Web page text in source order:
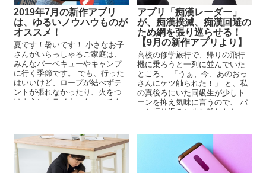
2019年7月の新作アプリ
は、ゆるいノウハウものが
オススメ！
夏です！暑いです！ 小さなお子
さんがいらっしゃるご家庭は、
みんなバーベキューやキャンプ
に行く季節です。 でも、行った
はいいけど、ロープが結べずテ
ントが張れなかったり、火をつ
けようにもライターもマッチも
アプリ「痴漢レーダー」
が、痴漢撲滅、痴漢回避の
ため網を張り巡らせる！
【9月の新作アプリより】
高校の修学旅行で、帰りの飛行
機に乗ろうと一列に並んでいた
ところ、 「うぁ、今、あのおっ
さんにケツ触られた！」 と、私
の真後ろにいた同級生が少しト
ーンを抑え気味に言うので、 パ
ッと振り返ると少し離れたおっ